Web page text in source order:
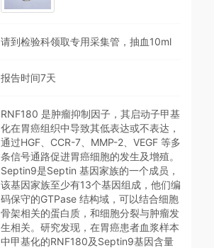
请到检验科领取专用采集管，抽血10ml
报告时间7天
RNF180 是肿瘤抑制因子，其启动子甲基
化在胃癌组织中导致其低表达或不表达，
通过HGF、CCR-7、MMP-2、VEGF 等多
条信号通路促进胃癌细胞的发生及增殖。
Septin9是Septin 基因家族的一个成员，
该基因家族至少有13个基因组成，他们编
码保守的GTPase 结构域，可以结合细胞
骨架相关的蛋白质，和细胞分裂与肿瘤发
生相关。研究发现，在胃癌患者血浆样本
中甲基化的RNF180及Septin9基因含量